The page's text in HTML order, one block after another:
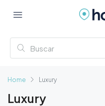
Home Luxury
Luxury